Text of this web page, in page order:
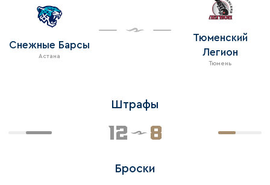
Снежные Барсы
Астана
Тюменский
Легион
Тюмень
Штрафы
12 8
Броски